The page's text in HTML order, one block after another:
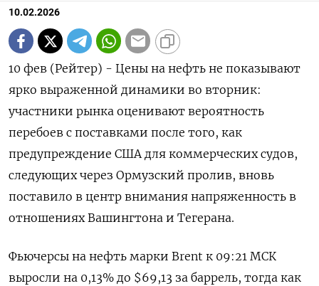
10.02.2026
10 фев (Рейтер) - Цены на нефть не показывают
ярко выраженной динамики во вторник:
участники рынка оценивают вероятность
перебоев с поставками после того, как
предупреждение США ⁠для коммерческих судов,
следующих через Ормузский пролив, вновь
поставило в центр внимания напряженность в
отношениях Вашингтона и Тегерана.
Фьючерсы на нефть марки Brent к ⁠09:21 МСК ​
выросли на 0,13% до $69,13 ⁠за баррель, тогда как